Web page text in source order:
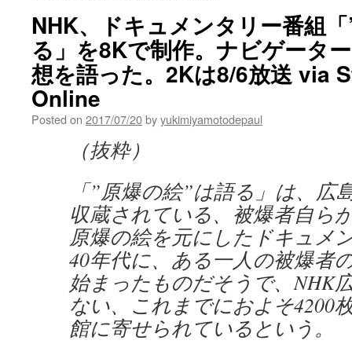
NHK、ドキュメンタリー番組
る」を8Kで制作。ナビゲータ
想を語った。2Kは8/6放送 via
Online
Posted on 2017/07/20byyukimiyamotodepaul
（抜粋）
「”原爆の絵”は語る」は、広
収蔵されている、被爆者自ら
原爆の絵を元にしたドキュメ
40年代に、ある一人の被爆者
始まったものだそうで、NHK
ない、これまでにおよそ4200
館に寄せられているという。